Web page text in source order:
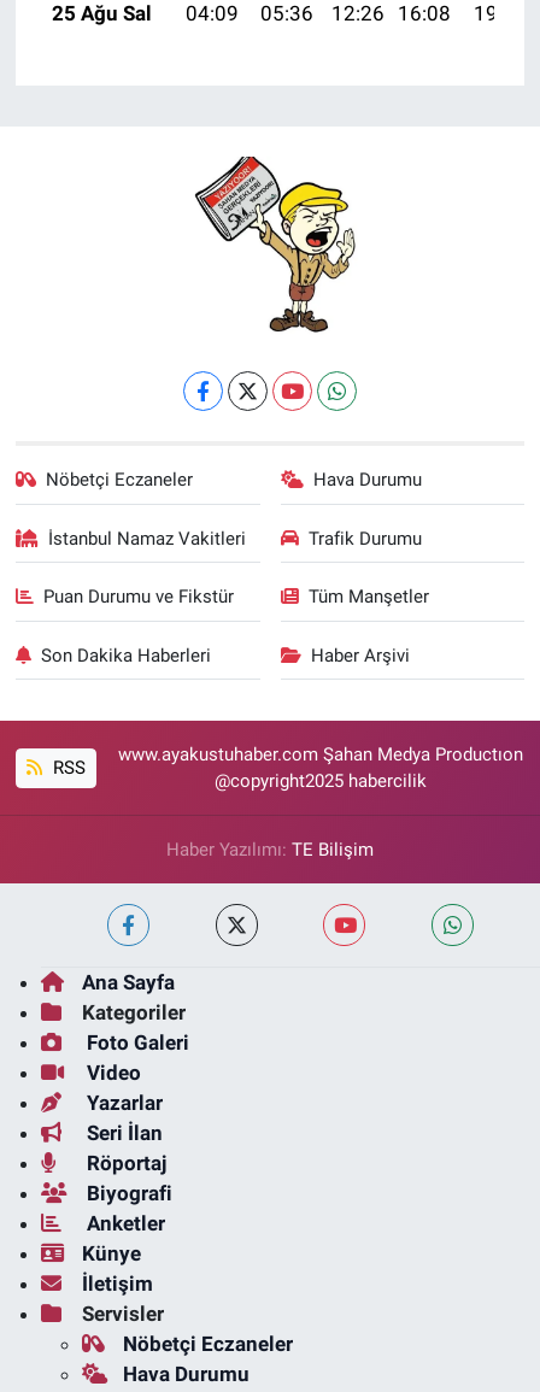
25 Ağu Sal
04:09 05:36 12:26 16:08 19:07
Nöbetçi Eczaneler Hava Durumu
İstanbul Namaz Vakitleri Trafik Durumu
Puan Durumu ve Fikstür Tüm Manşetler
Son Dakika Haberleri Haber Arşivi
RSS
www.ayakustuhaber.com Şahan Medya Productıon
@copyright2025 habercilik
Haber Yazılımı: TE Bilişim
Ana Sayfa
Kategoriler
Foto Galeri
Video
Yazarlar
Seri İlan
Röportaj
Biyografi
Anketler
Künye
İletişim
Servisler
Nöbetçi Eczaneler
Hava Durumu